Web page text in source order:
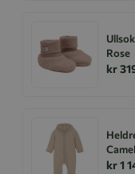
Rose
kr
kr 1